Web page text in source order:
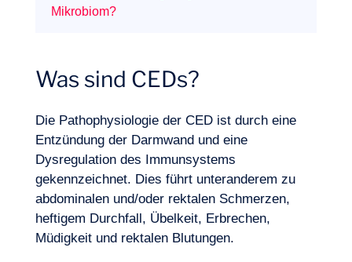
Expertisen
Mikrobiom?
Was sind CEDs?
Die Pathophysiologie der CED ist durch eine
Entzündung der Darmwand und eine
Dysregulation des Immunsystems
gekennzeichnet. Dies führt unteranderem zu
abdominalen und/oder rektalen Schmerzen,
heftigem Durchfall, Übelkeit, Erbrechen,
Müdigkeit und rektalen Blutungen.